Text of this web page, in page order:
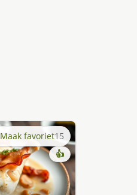
Maak favoriet15
👍